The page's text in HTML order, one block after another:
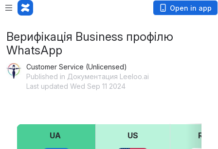
Open in app
Верифікація Business профілю
WhatsApp
Customer Service (Unlicensed)
Published in Документация Leeloo.ai
Last updated Wed Sep 11 2024
UA US RU